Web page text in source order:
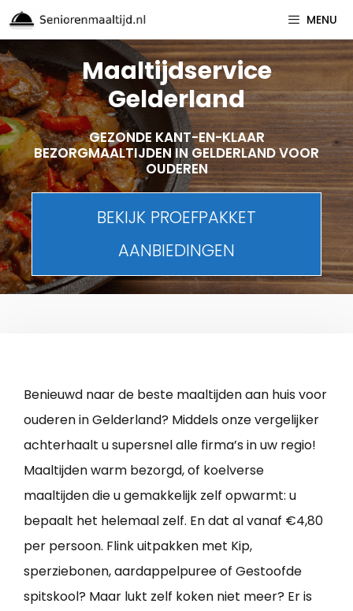
Spring
naar
inhoud
MENU
Maaltijdservice
Gelderland
GEZONDE KANT-EN-KLAAR
BEZORGMAALTIJDEN IN GELDERLAND VOOR
OUDEREN
BEKIJK PROEFPAKKET
AANBIEDINGEN
Benieuwd naar de beste maaltijden aan huis voor
ouderen in Gelderland? Middels onze vergelijker
achterhaalt u supersnel alle firma’s in uw regio!
Maaltijden warm bezorgd, of koelverse
maaltijden die u gemakkelijk zelf opwarmt: u
bepaalt het helemaal zelf. En dat al vanaf €4,80
per persoon. Flink uitpakken met Kip,
sperziebonen, aardappelpuree of Gestoofde
spitskool? Maar lukt zelf koken niet meer? Er is